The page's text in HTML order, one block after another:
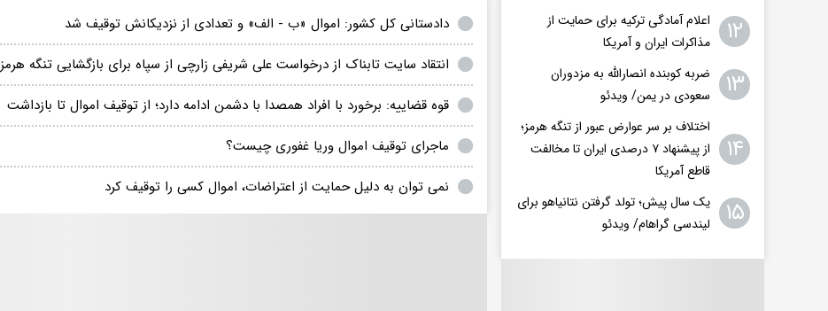
دادستانی کل کشور: اموال «ب - الف» و تعدادی از نزدیکانش توقیف شد
انتقاد سایت تابناک از درخواست علی شریفی زارچی از سپاه برای بازگشایی تنگه هرمز
قوه قضاییه: برخورد با افراد همصدا با دشمن ادامه دارد؛ از توقیف اموال تا بازداشت
ماجرای توقیف اموال وریا غفوری چیست؟
نمی توان به دلیل حمایت از اعتراضات، اموال کسی را توقیف کرد
۱۲
اعلام آمادگی ترکیه برای حمایت از
مذاکرات ایران و آمریکا
۱۳
ضربه کوبنده انصارالله به مزدوران
سعودی در یمن/ ویدئو
۱۴
اختلاف بر سر عوارض عبور از تنگه هرمز؛
از پیشنهاد ۷ درصدی ایران تا مخالفت
قاطع آمریکا
۱۵
یک سال پیش؛ تولد گرفتن نتانیاهو برای
لیندسی گراهام/ ویدئو